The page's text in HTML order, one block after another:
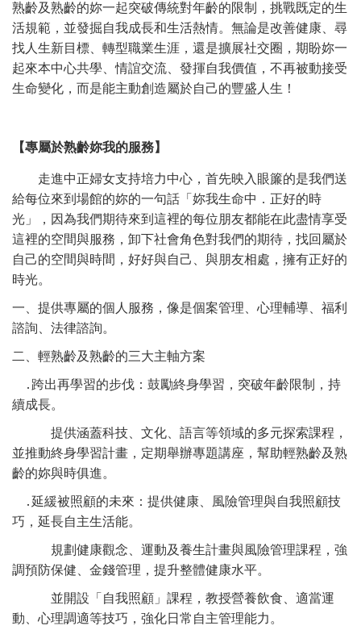
熟齡及熟齡的妳一起突破傳統對年齡的限制，挑戰既定的生
活規範，並發掘自我成長和生活熱情。無論是改善健康、尋
找人生新目標、轉型職業生涯，還是擴展社交圈，期盼妳一
起來本中心共學、情誼交流、發揮自我價值，不再被動接受
生命變化，而是能主動創造屬於自己的豐盛人生！
【專屬於熟齡妳我的服務】
走進中正婦女支持培力中心，首先映入眼簾的是我們送
給每位來到場館的妳的一句話「妳我生命中．正好的時
光」，因為我們期待來到這裡的每位朋友都能在此盡情享受
這裡的空間與服務，卸下社會角色對我們的期待，找回屬於
自己的空間與時間，好好與自己、與朋友相處，擁有正好的
時光。
一、提供專屬的個人服務，像是個案管理、心理輔導、福利
諮詢、法律諮詢。
二、輕熟齡及熟齡的三大主軸方案
․ 跨出再學習的步伐：鼓勵終身學習，突破年齡限制，持
續成長。
提供涵蓋科技、文化、語言等領域的多元探索課程，
並推動終身學習計畫，定期舉辦專題講座，幫助輕熟齡及熟
齡的妳與時俱進。
․延緩被照顧的未來：提供健康、風險管理與自我照顧技
巧，延長自主生活能。
規劃健康觀念、運動及養生計畫與風險管理課程，強
調預防保健、金錢管理，提升整體健康水平。
並開設「自我照顧」課程，教授營養飲食、適當運
動、心理調適等技巧，強化日常自主管理能力。